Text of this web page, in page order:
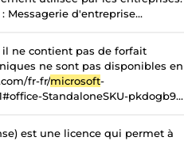
Messagerie d'entreprise...
ne contient pas de forfait
ne sont pas disponibles en
fr-fr/microsoft-
StandaloneSKU-pkdogb9...
est une licence qui permet à